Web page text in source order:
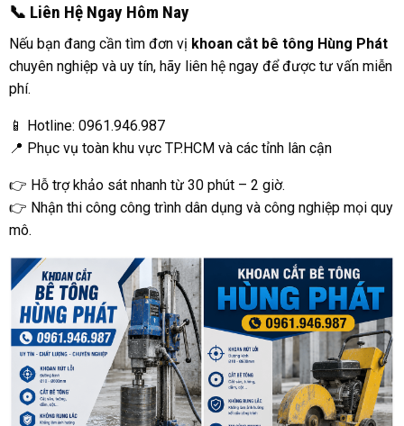
📞 Liên Hệ Ngay Hôm Nay
Nếu bạn đang cần tìm đơn vị khoan cắt bê tông Hùng Phát
chuyên nghiệp và uy tín, hãy liên hệ ngay để được tư vấn miễn
phí.
📱 Hotline: 0961.946.987
📍 Phục vụ toàn khu vực TP.HCM và các tỉnh lân cận
👉 Hỗ trợ khảo sát nhanh từ 30 phút – 2 giờ.
👉 Nhận thi công công trình dân dụng và công nghiệp mọi quy
mô.